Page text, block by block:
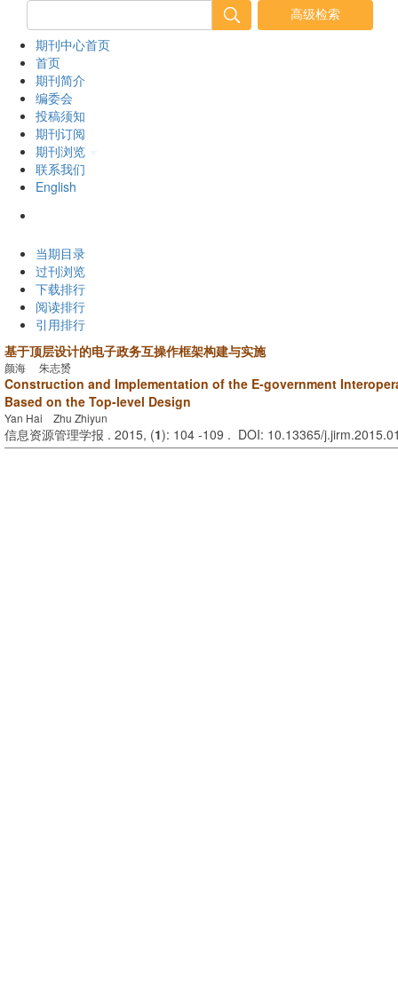
期刊中心首页
首页
期刊简介
编委会
投稿须知
期刊订阅
期刊浏览
联系我们
English
当期目录
过刊浏览
下载排行
阅读排行
引用排行
基于顶层设计的电子政务互操作框架构建与实施
颜海 朱志赟
Construction and Implementation of the E-government
Based on the Top-level Design
Yan Hai Zhu Zhiyun
信息资源管理学报 . 2015, (1): 104 -109 . DOI: 10.13365/